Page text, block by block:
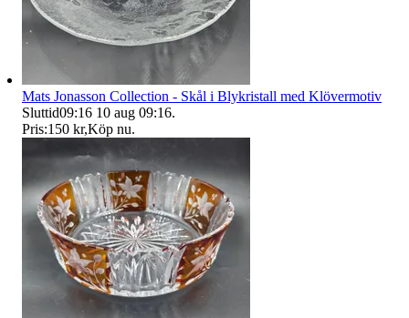
Mats Jonasson Collection - Skål i Blykristall med Klövermotiv
Sluttid09:16 10 aug 09:16.
Pris:150 kr,Köp nu.